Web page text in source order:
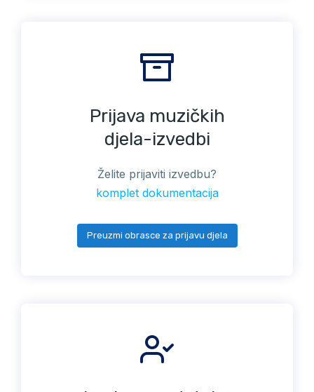
Prijava muzičkih
djela-izvedbi
Želite prijaviti izvedbu?
komplet dokumentacija
Preuzmi obrasce za prijavu djela